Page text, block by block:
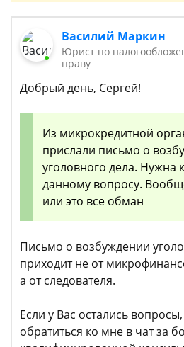
Василий Маркин
Юрист по
праву
Добрый день, Сергей!
Из микрокредитной
прислали письмо о
уголовного дела. Нужна
данному вопросу.
или это все обман
Письмо о возбуждении
приходит не от
а от следователя.
Если у Вас остались
обратиться ко мне в чат за